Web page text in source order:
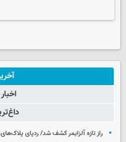
راز تازه آلزایمر کشف شد/ ردپای